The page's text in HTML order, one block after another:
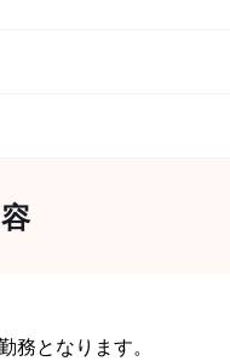
務となります。